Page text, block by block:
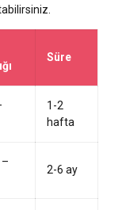
Süre
1-2
hafta
–
2-6 ay